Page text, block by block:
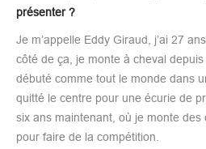
présenter ?
Je m’appelle Eddy Giraud, j’ai 27
côté de ça, je monte à cheval depuis
débuté comme tout le monde dans
quitté le centre pour une écurie de
six ans maintenant, où je monte des
pour faire de la compétition.